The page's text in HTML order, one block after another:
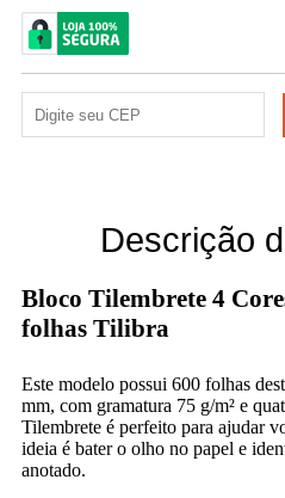
Descrição
Bloco Tilembrete 4
folhas Tilibra
Este modelo possui 600 folhas
mm, com gramatura 75 g/m² e
Tilembrete é perfeito para ajudar
ideia é bater o olho no papel e
anotado.